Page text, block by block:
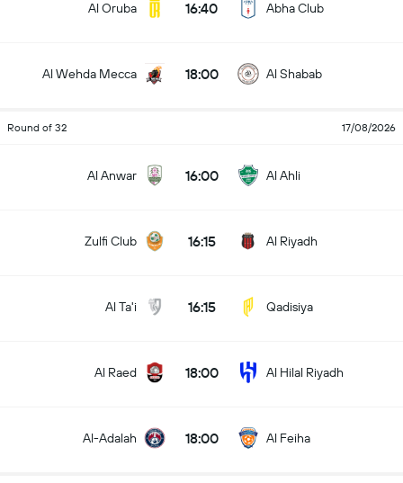
Al Oruba 16:40 Abha Club
Al Wehda Mecca 18:00 Al Shabab
Round of 32 17/08/2026
Al Anwar 16:00 Al Ahli
Zulfi Club 16:15 Al Riyadh
Al Ta'i 16:15 Qadisiya
Al Raed 18:00 Al Hilal Riyadh
Al-Adalah 18:00 Al Feiha